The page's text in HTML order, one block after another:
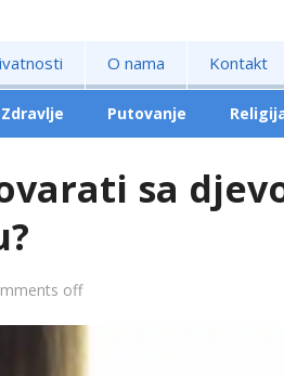
O nama Kontakt
Zdravlje Putovanje
sa
off